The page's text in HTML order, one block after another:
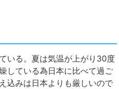
いる。夏は気温が上がり30度
している為日本に比べて過ご
込みは日本よりも厳しいので